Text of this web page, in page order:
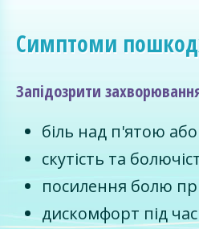
Симптоми
Запідозрити
біль над п'ятою
скутість та
посилення болю
дискомфорт під